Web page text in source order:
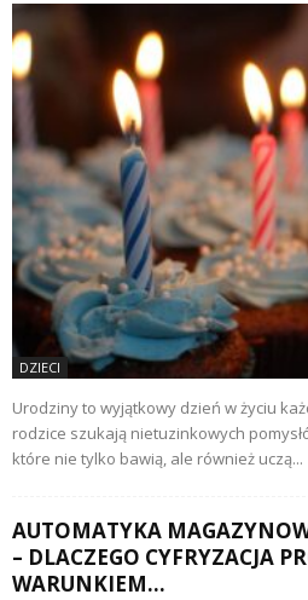
DZIECI
Urodziny to wyjątkowy dzień w życiu
rodzice szukają nietuzinkowych
które nie tylko bawią, ale również uczą...
AUTOMATYKA
– DLACZEGO CYFRYZACJA
WARUNKIEM...